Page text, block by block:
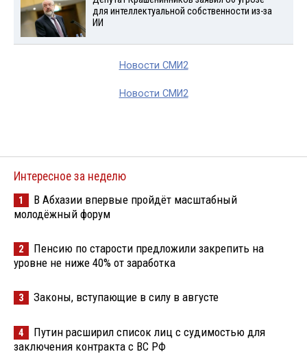
для интеллектуальной собственности из-за
ИИ
Новости СМИ2
Новости СМИ2
Интересное за неделю
1
В Абхазии впервые пройдёт масштабный
молодёжный форум
2
Пенсию по старости предложили закрепить на
уровне не ниже 40% от заработка
3 Законы, вступающие в силу в августе
4
Путин расширил список лиц с судимостью для
заключения контракта с ВС РФ